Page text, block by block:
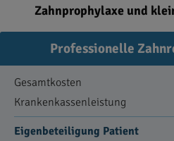
Zahnprophylaxe und
Professionelle
Gesamtkosten
Krankenkassenleistung
Eigenbeteiligung Patient